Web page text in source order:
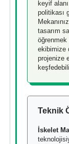
keyif
politikası
tasarım
öğrenmek
ekibimize
projenize
Teknik
İskelet